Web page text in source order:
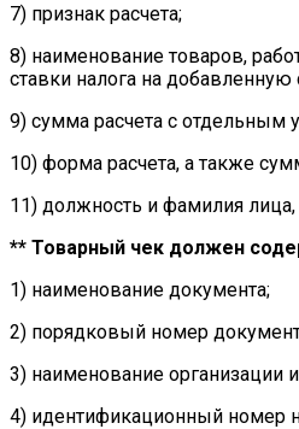
7) признак расчета;
8) наименование товаров,
ставки налога на
9) сумма расчета с отдельным
10) форма расчета, а также
11) должность и фамилия
** Товарный чек должен
1) наименование документа;
2) порядковый номер
3) наименование организации
4) идентификационный номер